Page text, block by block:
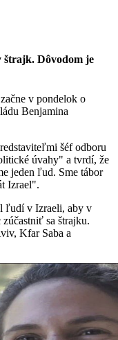
štrajk. Dôvodom je
v pondelok o
Benjamina
šéf odboru
úvahy" a tvrdí, že
jeden ľud. Sme tábor
Izrael".
ľudí v Izraeli, aby v
sa štrajku.
Kfar Saba a